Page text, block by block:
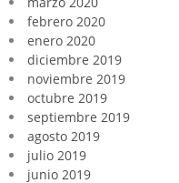
febrero 2020
enero 2020
diciembre 2019
noviembre 2019
octubre 2019
septiembre 2019
agosto 2019
julio 2019
junio 2019